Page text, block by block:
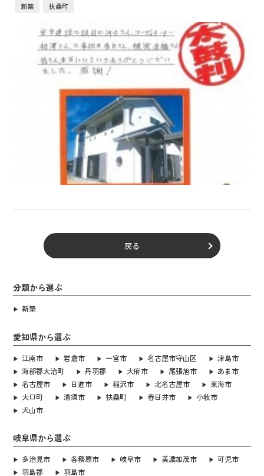
新築 扶桑町
戻る
分類から選ぶ
新築
愛知県から選ぶ
江南市 岩倉市 一宮市 名古屋市守山区
津島市
海部郡大治町
丹羽郡 大府市 尾張旭市
あま市
名古屋市
日進市 稲沢市 北名古屋市
東海市
大口町
清須市 扶桑町 春日井市
小牧市
犬山市
岐阜県から選ぶ
多治見市 各務原市 岐阜市 美濃加茂市
可児市
羽島郡
羽島市